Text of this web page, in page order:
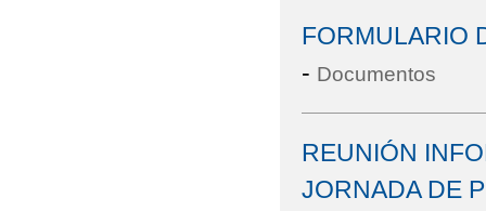
FORMULARIO
- Documentos
REUNIÓN
JORNADA DE